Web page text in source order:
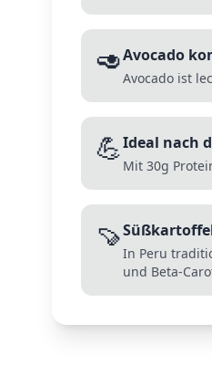
🥑Avocado
Avocado ist
💪Ideal nach
Mit 30g
🍠In Peru
und Beta-